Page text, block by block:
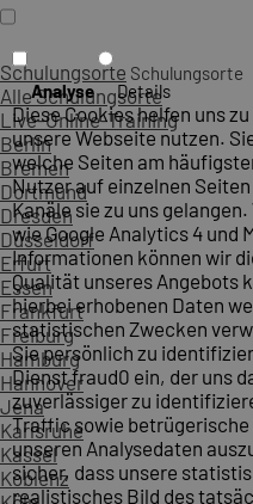
Schulungsorte Schulungsorte
Alle Schulungsorte
Live-Online-Training
Berlin
Bremen
Dortmund
Dresden
Düsseldorf
Erfurt
Essen
Frankfurt
Freiburg
Hamburg
Hannover
Jena
Karlsruhe
Kassel
Koblenz
Analyse Details
Diese Cookies helfen uns
unsere Webseite nutzen.
welche Seiten am
Nutzer auf einzelnen
Kanäle sie zu uns
wie Google Analytics 4 und
Informationen können wir
Qualität unseres Angebots
hierbei erhobenen Daten
statistischen Zwecken
Sie persönlich zu
Dienst fraud0 ein, der uns
zuverlässiger zu
Traffic sowie
unseren Analysedaten
sicher, dass unsere
realistisches Bild des